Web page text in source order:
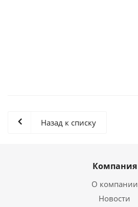
Назад к списку
Компания
О компании
Новости